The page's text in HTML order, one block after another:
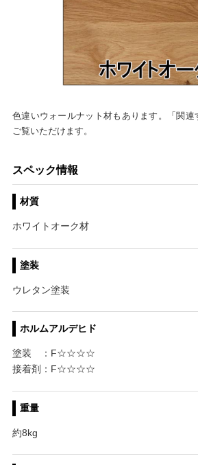
色違いウォールナット材もあります。「関連
ご覧いただけます。
スペック情報
材質
ホワイトオーク材
塗装
ウレタン塗装
ホルムアルデヒド
塗装 ：F☆☆☆☆
接着剤：F☆☆☆☆
重量
約8kg